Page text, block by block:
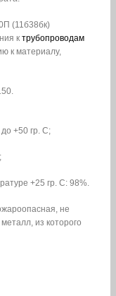
(11б38бк)
к трубопроводам
к материалу,
+50 гр. С;
+25 гр. С: 98%.
не
из которого